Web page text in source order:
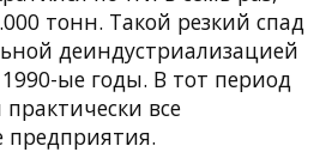
тонн. Такой резкий спад
деиндустриализацией
ые годы. В тот период
все
предприятия.